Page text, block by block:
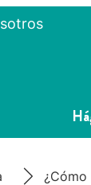
¿Cómo